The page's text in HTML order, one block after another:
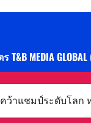
MEDIA
คว้าแชมป์ระดับโล